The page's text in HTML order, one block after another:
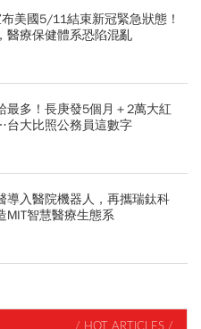
美國5/11結束新冠緊急狀態！
醫療保健體系恐陷混亂
最多！長庚發5個月＋2萬大紅
大比照公務員這數字
導入醫院機器人，再攜瑞鈦科
MIT智慧醫療生態系